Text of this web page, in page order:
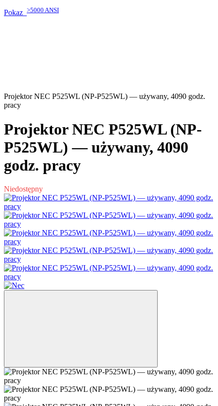
Pokaz >5000 ANSI
Projektor NEC P525WL (NP-P525WL) — używany, 4090 godz.
pracy
Projektor NEC P525WL (NP-
P525WL) — używany, 4090
godz. pracy
Niedostępny